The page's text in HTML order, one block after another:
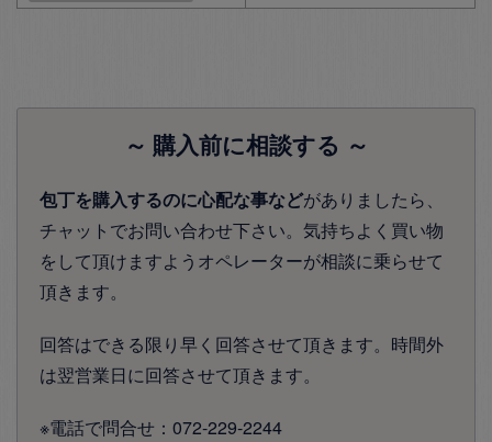
～ 購入前に相談する ～
包丁を購入するのに心配な事などがありましたら、
チャットでお問い合わせ下さい。気持ちよく買い物
をして頂けますようオペレーターが相談に乗らせて
頂きます。
回答はできる限り早く回答させて頂きます。時間外
は翌営業日に回答させて頂きます。
※電話で問合せ：072-229-2244